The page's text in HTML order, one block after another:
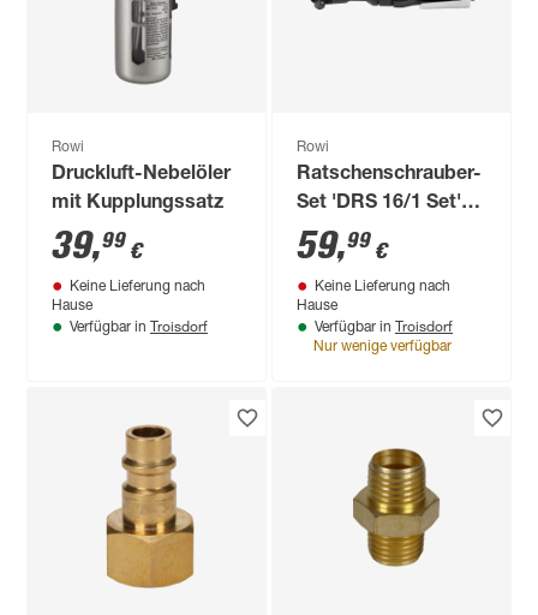
Rowi
Druckluft-Nebelöler
mit Kupplungssatz
39,99 €
Keine Lieferung nach
Hause
Verfügbar in Troisdorf
Rowi
Ratschenschrauber-
Set 'DRS 16/1 Set'
16-teilig
59,99 €
Keine Lieferung nach
Hause
Verfügbar in Troisdorf
Nur wenige verfügbar